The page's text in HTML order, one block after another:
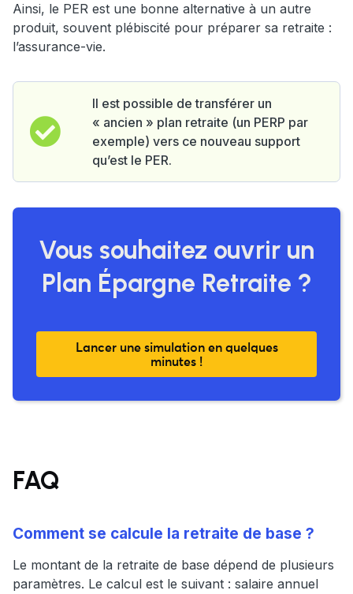
Ainsi, le PER est une bonne alternative à un autre
produit, souvent plébiscité pour préparer sa retraite :
l’assurance-vie.
Il est possible de transférer un
« ancien » plan retraite (un PERP par
exemple) vers ce nouveau support
qu’est le PER.
Vous souhaitez ouvrir un
Plan Épargne Retraite ?
Lancer une simulation en quelques
minutes !
FAQ
Comment se calcule la retraite de base ?
Le montant de la retraite de base dépend de plusieurs
paramètres. Le calcul est le suivant : salaire annuel